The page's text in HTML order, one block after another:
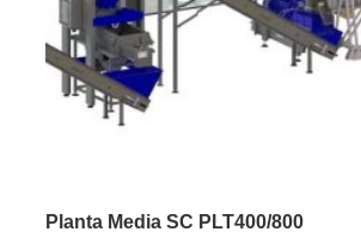
Planta Media SC PLT400/800